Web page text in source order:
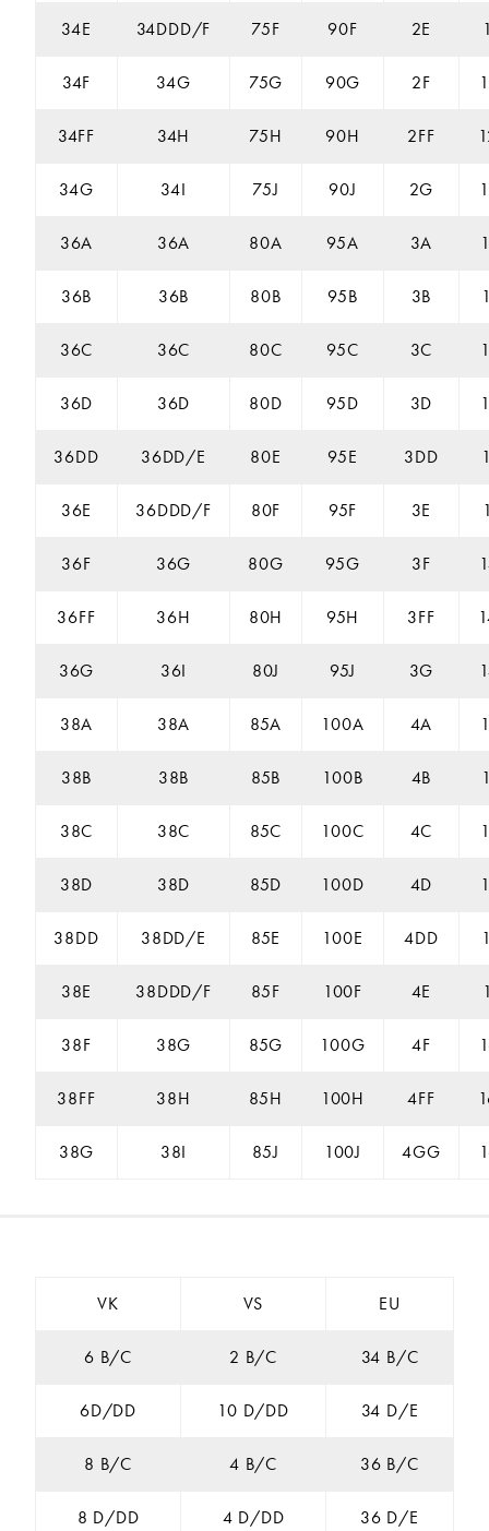
34E 34DDD/F 75F 90F 2E
34F 34G 75G 90G 2F
34FF 34H 75H 90H 2FF
34G 34I 75J 90J 2G
36A 36A 80A 95A 3A
36B 36B 80B 95B 3B
36C 36C 80C 95C 3C
36D 36D 80D 95D 3D
36DD 36DD/E 80E 95E 3DD
36E 36DDD/F 80F 95F 3E
36F 36G 80G 95G 3F
36FF 36H 80H 95H 3FF
36G 36I 80J 95J 3G
38A 38A 85A 100A 4A
38B 38B 85B 100B 4B
38C 38C 85C 100C 4C
38D 38D 85D 100D 4D
38DD 38DD/E 85E 100E 4DD
38E 38DDD/F 85F 100F 4E
38F 38G 85G 100G 4F
38FF 38H 85H 100H 4FF
38G 38I 85J 100J 4GG
VK VS EU
6 B/C 2 B/C 34 B/C
6D/DD 10 D/DD 34 D/E
8 B/C 4 B/C 36 B/C
8 D/DD 4 D/DD 36 D/E